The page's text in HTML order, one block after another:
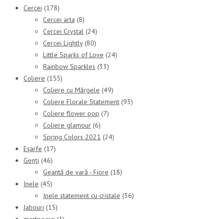
Cercei (178)
Cercei arta (8)
Cercei Crystal (24)
Cercei Lightly (80)
Little Sparks of Love (24)
Rainbow Sparkles (33)
Coliere (155)
Coliere cu Mărgele (49)
Coliere Florale Statement (93)
Coliere flower pop (7)
Coliere glamour (6)
Spring Colors 2021 (24)
Eșarfe (17)
Genți (46)
Geantă de vară - Fiore (18)
Inele (45)
Inele statement cu cristale (36)
Jabouri (15)